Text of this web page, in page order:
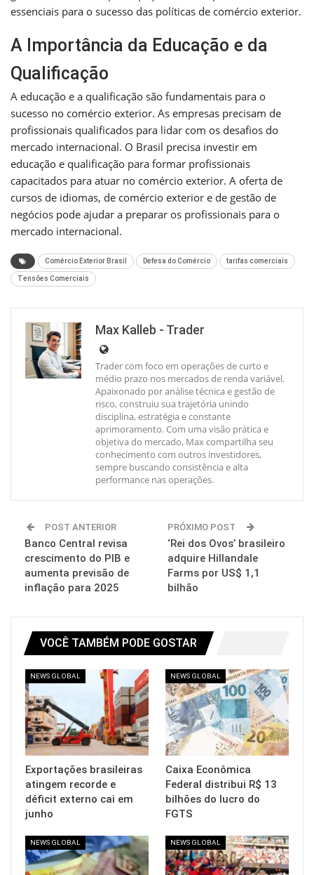
essenciais para o sucesso das políticas de comércio exterior.
A Importância da Educação e da
Qualificação
A educação e a qualificação são fundamentais para o
sucesso no comércio exterior. As empresas precisam de
profissionais qualificados para lidar com os desafios do
mercado internacional. O Brasil precisa investir em
educação e qualificação para formar profissionais
capacitados para atuar no comércio exterior. A oferta de
cursos de idiomas, de comércio exterior e de gestão de
negócios pode ajudar a preparar os profissionais para o
mercado internacional.
Comércio Exterior Brasil Defesa do Comércio tarifas comerciais
Tensões Comerciais
Max Kalleb - Trader
Trader com foco em operações de curto e
médio prazo nos mercados de renda variável.
Apaixonado por análise técnica e gestão de
risco, construiu sua trajetória unindo
disciplina, estratégia e constante
aprimoramento. Com uma visão prática e
objetiva do mercado, Max compartilha seu
conhecimento com outros investidores,
sempre buscando consistência e alta
performance nas operações.
POST ANTERIOR
Banco Central revisa
crescimento do PIB e
aumenta previsão de
inflação para 2025
PRÓXIMO POST
‘Rei dos Ovos’ brasileiro
adquire Hillandale
Farms por US$ 1,1
bilhão
VOCÊ TAMBÉM PODE GOSTAR
NEWS GLOBAL
Exportações brasileiras
atingem recorde e
déficit externo cai em
junho
NEWS GLOBAL
Caixa Econômica
Federal distribui R$ 13
bilhões do lucro do
FGTS
NEWS GLOBAL NEWS GLOBAL